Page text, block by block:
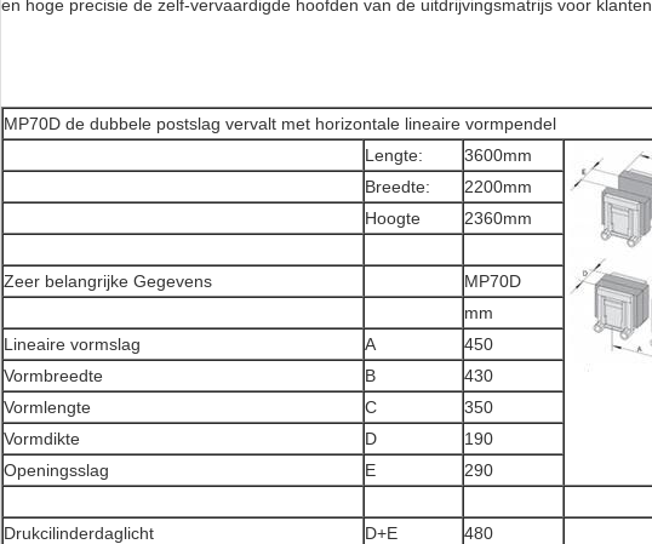
en hoge precisie de zelf-vervaardigde hoofden van de uitdrijvingsmatrijs voor klanten.
MP70D de dubbele postslag vervalt met horizontale lineaire vormpendel
Lengte:
3600mm
Breedte:
2200mm
Hoogte
2360mm
Zeer belangrijke Gegevens
MP70D
mm
Lineaire vormslag
A
450
Vormbreedte
B
430
Vormlengte
C
350
Vormdikte
D
190
Openingsslag
E 290
Drukcilinderdaglicht D+E
480